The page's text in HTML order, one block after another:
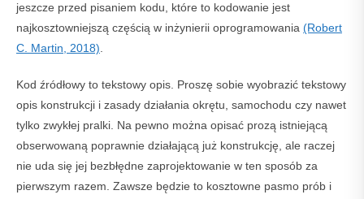
jeszcze przed pisaniem kodu, które to kodowanie jest
najkosztowniejszą częścią w inżynierii oprogramowania (Robert
C. Martin, 2018).
Kod źródłowy to tekstowy opis. Proszę sobie wyobrazić tekstowy
opis konstrukcji i zasady działania okrętu, samochodu czy nawet
tylko zwykłej pralki. Na pewno można opisać prozą istniejącą
obserwowaną poprawnie działającą już konstrukcję, ale raczej
nie uda się jej bezbłędne zaprojektowanie w ten sposób za
pierwszym razem. Zawsze będzie to kosztowne pasmo prób i